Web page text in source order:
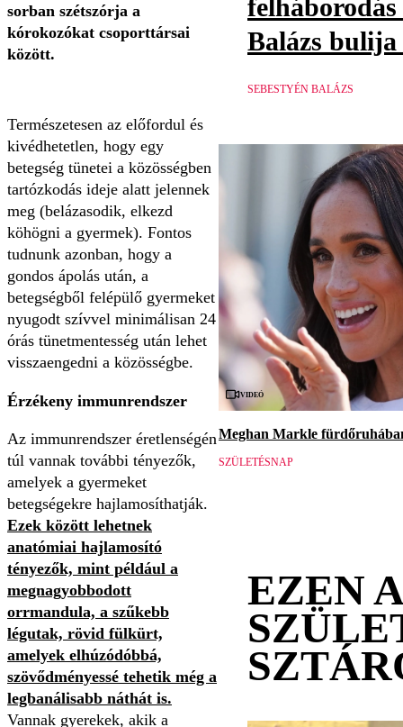
sorban szétszórja a
kórokozókat csoporttársai
között.
Természetesen az előfordul és
kivédhetetlen, hogy egy
betegség tünetei a közösségben
tartózkodás ideje alatt jelennek
meg (belázasodik, elkezd
köhögni a gyermek). Fontos
tudnunk azonban, hogy a
gondos ápolás után, a
betegségből felépülő gyermeket
nyugodt szívvel minimálisan 24
órás tünetmentesség után lehet
visszaengedni a közösségbe.
Érzékeny immunrendszer
Az immunrendszer éretlenségén
túl vannak további tényezők,
amelyek a gyermeket
betegségekre hajlamosíthatják.
Ezek között lehetnek
anatómiai hajlamosító
tényezők, mint például a
megnagyobbodott
orrmandula, a szűkebb
légutak, rövid fülkürt,
amelyek elhúzódóbbá,
szövődményessé tehetik még a
legbanálisabb náthát is.
Vannak gyerekek, akik a
felháborodás
Balázs
SEBESTYÉN BALÁZS
Videó
Meghan Markle
SZÜLETÉSNAP
EZEN